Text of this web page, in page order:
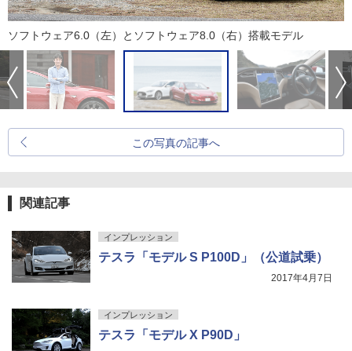
ソフトウェア6.0（左）とソフトウェア8.0（右）搭載モデル
この写真の記事へ
関連記事
インプレッション
テスラ「モデル S P100D」（公道試乗）
2017年4月7日
インプレッション
テスラ「モデル X P90D」